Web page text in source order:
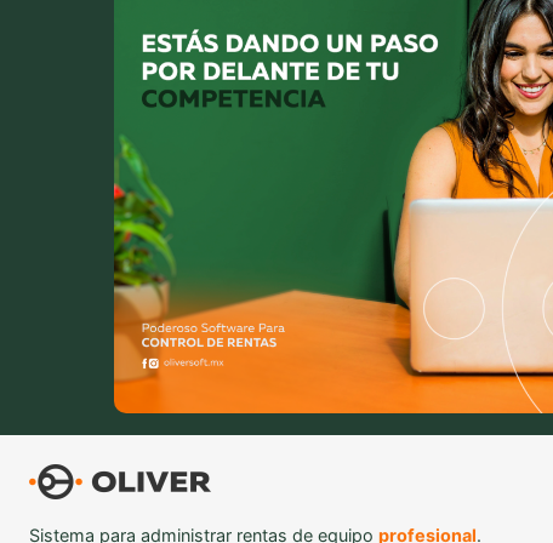
Sistema para administrar rentas de equipo profesional.